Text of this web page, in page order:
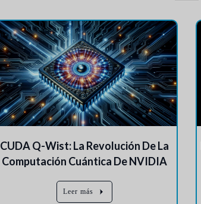
CUDA Q-Wist: La Revolución De La
Computación Cuántica De NVIDIA
Leer más